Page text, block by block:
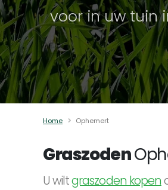
voor in uw tuin
Home Ophemert
Graszoden
U wiltgraszoden kopen